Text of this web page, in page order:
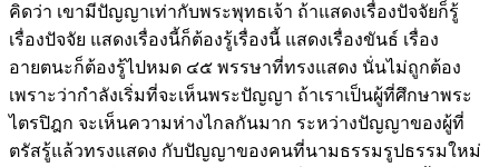
คิดว่า เขามีปัญญาเท่ากับพระพุทธเจ้า ถ้าแสดงเรื่องปัจจัยก็รู้
เรื่องปัจจัย แสดงเรื่องนี้ก็ต้องรู้เรื่องนี้ แสดงเรื่องขันธ์ เรื่อง
อายตนะก็ต้องรู้ไปหมด ๔๕ พรรษาที่ทรงแสดง นั่นไม่ถูกต้อง
เพราะว่ากำลังเริ่มที่จะเห็นพระปัญญา ถ้าเราเป็นผู้ที่ศึกษาพระ
ไตรปิฎก จะเห็นความห่างไกลกันมาก ระหว่างปัญญาของผู้ที่
ตรัสรู้แล้วทรงแสดง กับปัญญาของคนที่นามธรรมรูปธรรมใหม่